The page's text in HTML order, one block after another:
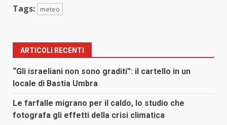
Tags: meteo
ARTICOLI RECENTI
“Gli israeliani non sono graditi”: il cartello in un
locale di Bastia Umbra
Le farfalle migrano per il caldo, lo studio che
fotografa gli effetti della crisi climatica